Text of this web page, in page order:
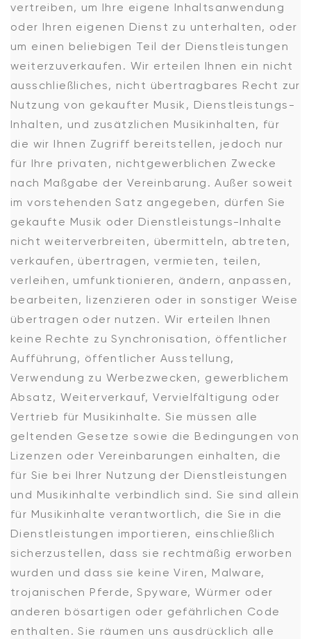
vertreiben, um Ihre eigene Inhaltsanwendung
oder Ihren eigenen Dienst zu unterhalten, oder
um einen beliebigen Teil der Dienstleistungen
weiterzuverkaufen. Wir erteilen Ihnen ein nicht
ausschließliches, nicht übertragbares Recht zur
Nutzung von gekaufter Musik, Dienstleistungs-
Inhalten, und zusätzlichen Musikinhalten, für
die wir Ihnen Zugriff bereitstellen, jedoch nur
für Ihre privaten, nichtgewerblichen Zwecke
nach Maßgabe der Vereinbarung. Außer soweit
im vorstehenden Satz angegeben, dürfen Sie
gekaufte Musik oder Dienstleistungs-Inhalte
nicht weiterverbreiten, übermitteln, abtreten,
verkaufen, übertragen, vermieten, teilen,
verleihen, umfunktionieren, ändern, anpassen,
bearbeiten, lizenzieren oder in sonstiger Weise
übertragen oder nutzen. Wir erteilen Ihnen
keine Rechte zu Synchronisation, öffentlicher
Aufführung, öffentlicher Ausstellung,
Verwendung zu Werbezwecken, gewerblichem
Absatz, Weiterverkauf, Vervielfältigung oder
Vertrieb für Musikinhalte. Sie müssen alle
geltenden Gesetze sowie die Bedingungen von
Lizenzen oder Vereinbarungen einhalten, die
für Sie bei Ihrer Nutzung der Dienstleistungen
und Musikinhalte verbindlich sind. Sie sind allein
für Musikinhalte verantwortlich, die Sie in die
Dienstleistungen importieren, einschließlich
sicherzustellen, dass sie rechtmäßig erworben
wurden und dass sie keine Viren, Malware,
trojanischen Pferde, Spyware, Würmer oder
anderen bösartigen oder gefährlichen Code
enthalten. Sie räumen uns ausdrücklich alle